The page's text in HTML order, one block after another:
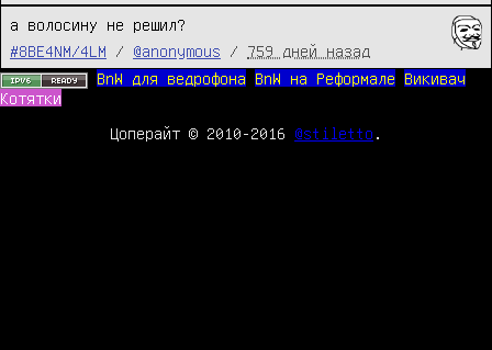
а волосину не решил?
#8BE4NM/4LM
/ @anonymous / 759 дней назад
BnW для ведрофона
BnW на Реформале
Викивач
Котятки
Цоперайт © 2010-2016 @stiletto